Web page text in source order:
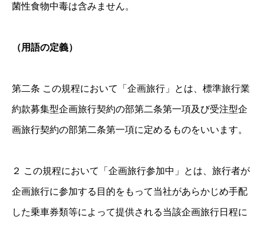
菌性食物中毒は含みません。
（用語の定義）
第二条 この規程において「企画旅行」とは、標準旅行業
約款募集型企画旅行契約の部第二条第一項及び受注型企
画旅行契約の部第二条第一項に定めるものをいいます。
２ この規程において「企画旅行参加中」とは、旅行者が
企画旅行に参加する目的をもって当社があらかじめ手配
した乗車券類等によって提供される当該企画旅行日程に